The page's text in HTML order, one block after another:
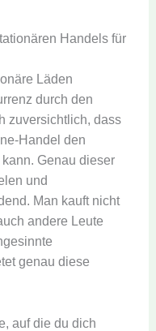
Handels für
Läden
durch den
zuversichtlich, dass
Handel den
Genau dieser
und
Man kauft nicht
andere Leute
genau diese
auf die du dich